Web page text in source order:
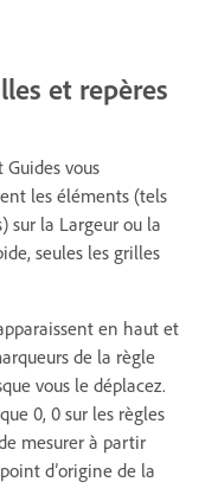
et repères
vous
les éléments (tels
sur la Largeur ou la
seules les grilles
en haut et
de la règle
vous le déplacez.
0, 0 sur les règles
mesurer à partir
d’origine de la